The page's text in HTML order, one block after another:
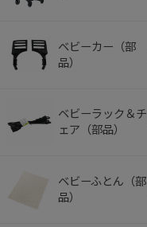
ベビーカー（部
品）
ベビーラック＆チ
ェア（部品）
ベビーふとん（部
品）